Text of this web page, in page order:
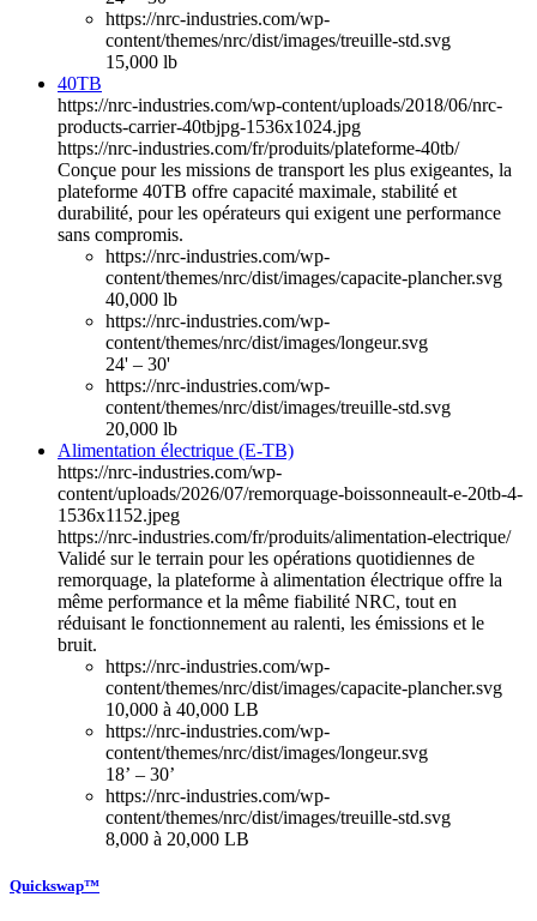
https://nrc-industries.com/wp-
content/themes/nrc/dist/images/treuille-std.svg
15,000 lb
40TB
https://nrc-industries.com/wp-content/uploads/2018/06/nrc-
products-carrier-40tbjpg-1536x1024.jpg
https://nrc-industries.com/fr/produits/plateforme-40tb/
Conçue pour les missions de transport les plus exigeantes, la
plateforme 40TB offre capacité maximale, stabilité et
durabilité, pour les opérateurs qui exigent une performance
sans compromis.
https://nrc-industries.com/wp-
content/themes/nrc/dist/images/capacite-plancher.svg
40,000 lb
https://nrc-industries.com/wp-
content/themes/nrc/dist/images/longeur.svg
24' – 30'
https://nrc-industries.com/wp-
content/themes/nrc/dist/images/treuille-std.svg
20,000 lb
Alimentation électrique (E-TB)
https://nrc-industries.com/wp-
content/uploads/2026/07/remorquage-boissonneault-e-20tb-4-
1536x1152.jpeg
https://nrc-industries.com/fr/produits/alimentation-electrique/
Validé sur le terrain pour les opérations quotidiennes de
remorquage, la plateforme à alimentation électrique offre la
même performance et la même fiabilité NRC, tout en
réduisant le fonctionnement au ralenti, les émissions et le
bruit.
https://nrc-industries.com/wp-
content/themes/nrc/dist/images/capacite-plancher.svg
10,000 à 40,000 LB
https://nrc-industries.com/wp-
content/themes/nrc/dist/images/longeur.svg
18’ – 30’
https://nrc-industries.com/wp-
content/themes/nrc/dist/images/treuille-std.svg
8,000 à 20,000 LB
Quickswap™